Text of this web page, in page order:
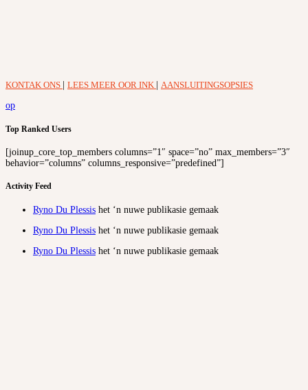
KONTAK ONS LEES MEER OOR INK
AANSLUITINGSOPSIES
op
Top Ranked Users
[joinup_core_top_members columns=”1″ space=”no” max_members=”3″
behavior=”columns” columns_responsive=”predefined”]
Activity Feed
Ryno Du Plessis het ‘n nuwe publikasie gemaak
Ryno Du Plessis het ‘n nuwe publikasie gemaak
Ryno Du Plessis het ‘n nuwe publikasie gemaak